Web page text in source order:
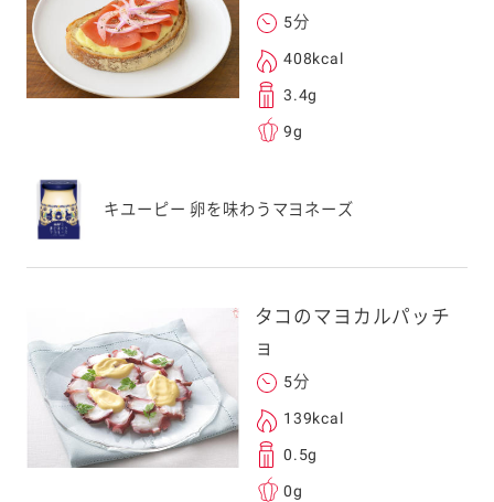
5分
408kcal
3.4g
9g
キユーピー 卵を味わうマヨネーズ
タコのマヨカルパッチ
ョ
5分
139kcal
0.5g
0g